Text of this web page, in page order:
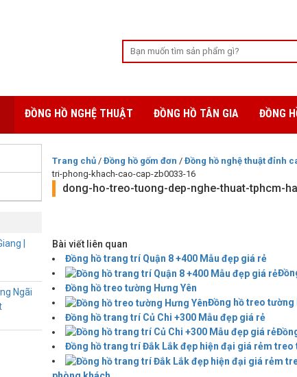
ĐỒNG HỒ NGHỆ THUẬT ĐỒNG HỒ TÂN GIA ĐỒNG
|
Ngãi
Trang chủ / Đồng hồ gốm đơn / Đồng hồ nghệ thuật đỉnh
tri-phong-khach-cao-cap-zb0033-16
dong-ho-treo-tuong-dep-nghe-thuat-tphcm-
Bài viết liên quan
Đồng hồ trang trí Quận 8 +400 Mẫu đẹp giá rẻ
Đồng hồ treo tường Hưng Yên
Đồng hồ treo tường
Đồng hồ trang trí Củ Chi +300 Mẫu đẹp giá rẻ
Đồng hồ trang trí Đắk Lắk đẹp hiện đại giá rẻm treo